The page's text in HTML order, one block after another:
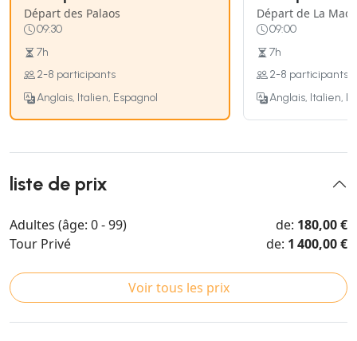
Départ des Palaos
09:30
7h
2-8 participants
Anglais, Italien, Espagnol
Départ de La
09:00
7h
2-8 participants
Anglais, Italien,
liste de prix
Adultes (âge: 0 - 99) de: 180,00 €
Tour Privé
de: 1 400,00 €
Voir tous les prix